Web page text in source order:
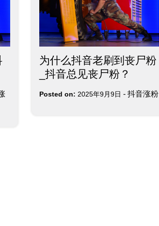
为什么抖音老刷到丧尸粉
_抖音总见丧尸粉？
Posted on: 2025年9月9日 - 抖音涨粉